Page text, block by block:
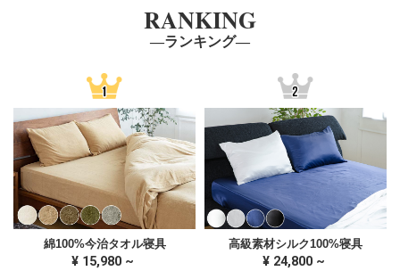
RANKING
―ランキング―
綿100%今治タオル寝具
¥ 15,980 ~
高級素材シルク100%寝具
¥ 24,800 ~